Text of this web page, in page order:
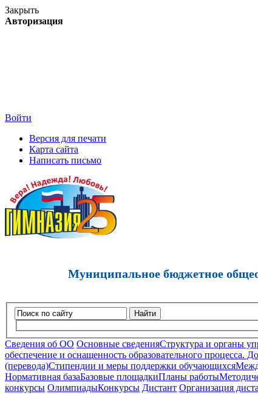
Закрыть
Авторизация
Войти
Версия для печати
Карта сайта
Написать письмо
Муниципальное бюджетное
Найти
Сведения об ОО Основные сведенияСтруктура и органы
обеспечение и оснащенность образовательного процесса.
(перевода)Стипендии и меры поддержки обучающихся
Нормативная базаБазовые площадкиПланы работы
конкурсы ОлимпиадыКонкурсы Дистант Организация